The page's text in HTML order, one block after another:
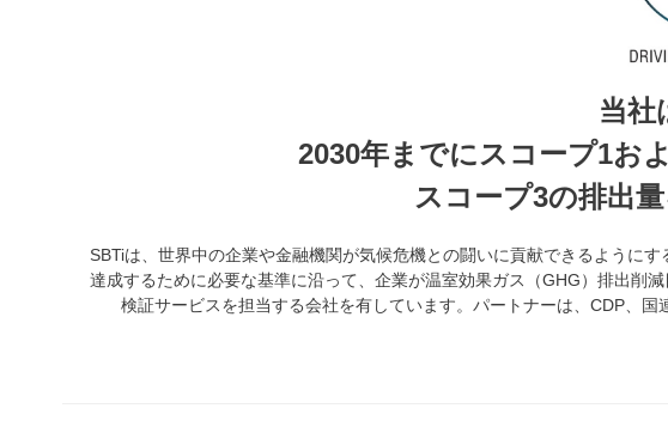
当社
2030年までにスコープ1お
スコープ3の排出
SBTiは、世界中の企業や金融機関が気候危機との闘いに貢献できるように
達成するために必要な基準に沿って、企業が温室効果ガス（GHG）排出削
検証サービスを担当する会社を有しています。パートナーは、CDP、